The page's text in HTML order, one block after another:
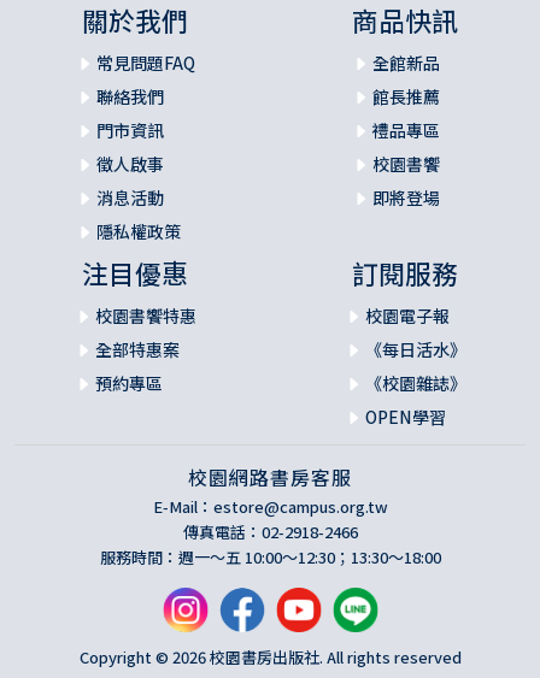
關於我們
常見問題FAQ
聯絡我們
門市資訊
徵人啟事
消息活動
隱私權政策
商品快訊
全館新品
館長推薦
禮品專區
校園書饗
即將登場
注目優惠
校園書饗特惠
全部特惠案
預約專區
訂閱服務
校園電子報
《每日活水》
《校園雜誌》
OPEN學習
校園網路書房客服
E-Mail： estore@campus.org.tw
傳真電話：02-2918-2466
服務時間：週一～五 10:00～12:30；13:30～18:00
Copyright © 2026 校園書房出版社. All rights reserved